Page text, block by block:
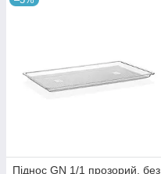
Піднос GN 1/1 прозорий, без